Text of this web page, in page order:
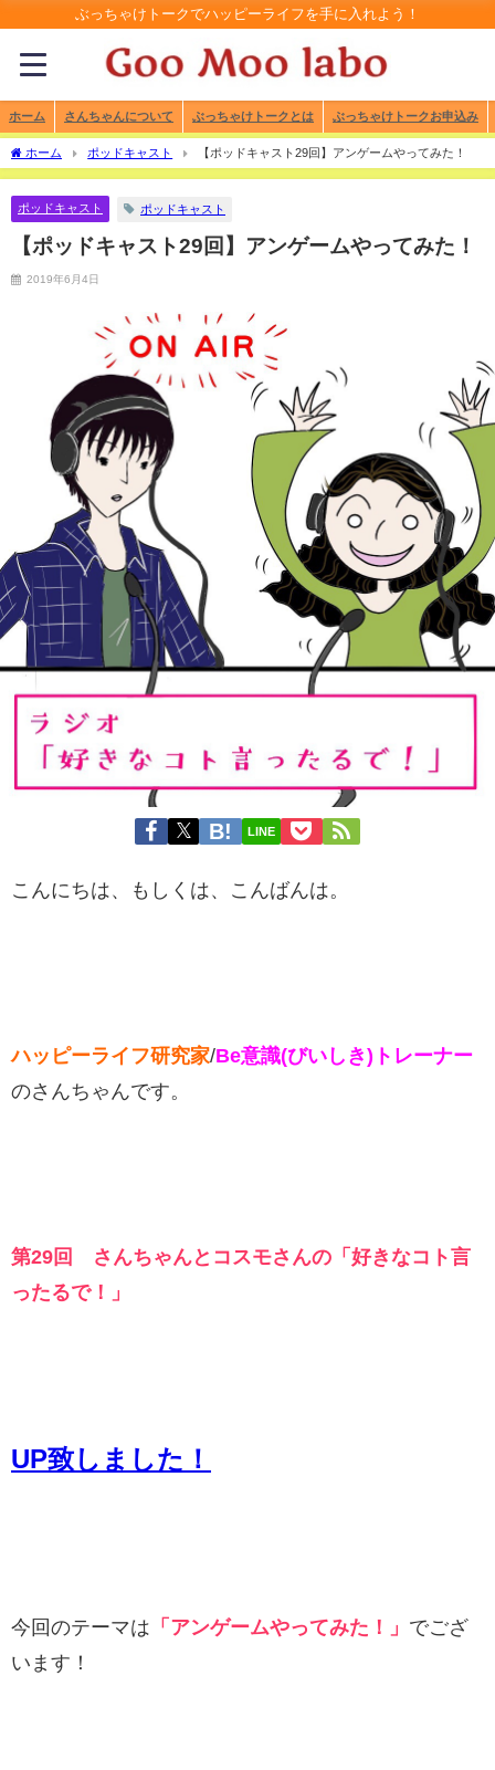
ぶっちゃけトークでハッピーライフを手に入れよう！
ホーム さんちゃんについて ぶっちゃけトークとは ぶっちゃけトークお申込み
ホーム ポッドキャスト 【ポッドキャスト29回】アンゲームやってみた！
ポッドキャスト ポッドキャスト
【ポッドキャスト29回】アンゲームやってみた！
2019年6月4日
LINE
こんにちは、もしくは、こんばんは。
ハッピーライフ研究家/Be意識(びいしき)トレーナー
のさんちゃんです。
第29回 さんちゃんとコスモさんの「好きなコト言
ったるで！」
UP致しました！
今回のテーマは 「アンゲームやってみた！」 でござ
います！